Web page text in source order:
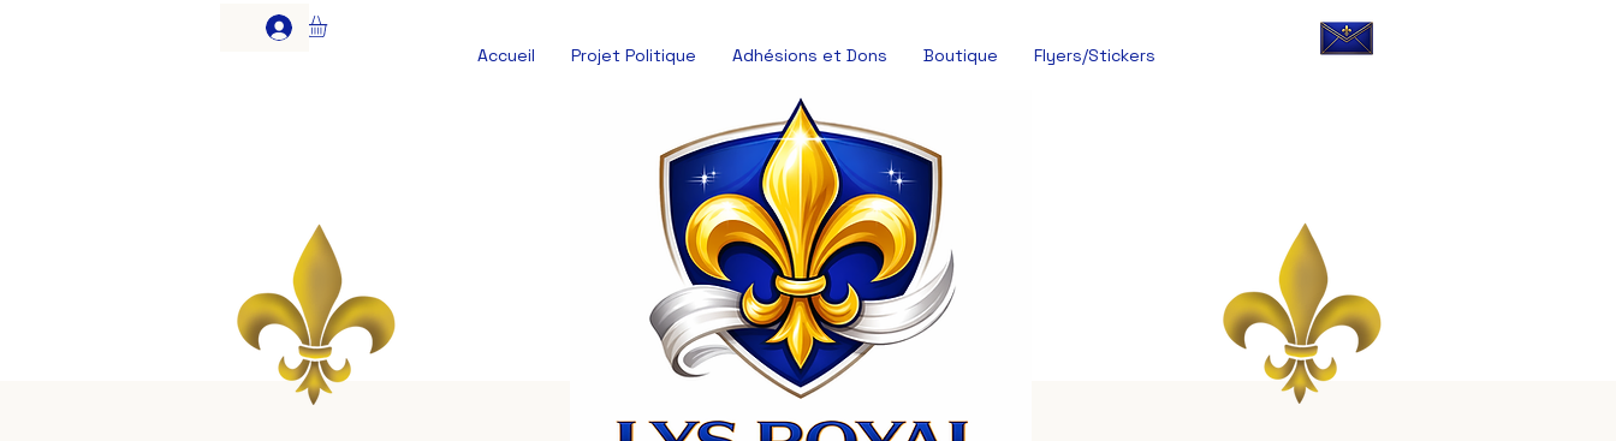
Accueil Projet Politique Adhésions et Dons Boutique Flyers/Stickers